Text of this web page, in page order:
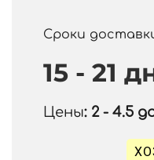
Сроки
15 - 21
Цены: 2 - 4.5